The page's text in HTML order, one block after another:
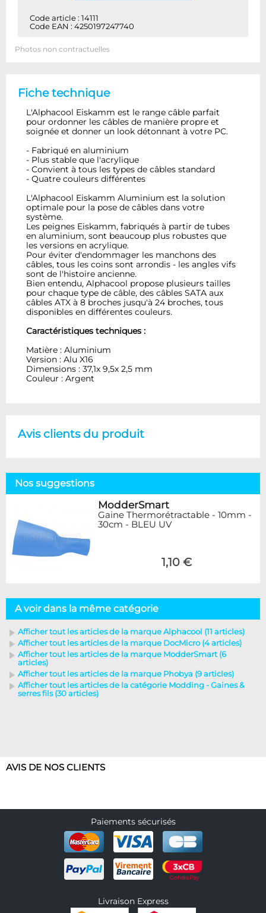
Code article : 14111
Code EAN : 4250197247740
Photos non contractuelles
Fiche technique
L'Alphacool Eiskamm est le range câble parfait
pour ordonner les câbles de manière propre et
soignée et donner un look détonnant à votre PC.
- Fabriqué en aluminium
- Plus stable que l'acrylique
- Convient à tous les types de câbles standard
- Quatre couleurs différentes
L'Alphacool Eiskamm Aluminium est la solution
optimale pour la pose de câbles dans votre
système.
Les peignes Eiskamm, fabriqués à partir de tubes
en aluminium, sont beaucoup plus robustes que
les versions en acrylique.
Pour éviter d'endommager les manchons des
câbles, tous les coins sont arrondis - les angles vifs
sont de l'histoire ancienne.
Bien entendu, Alphacool propose plusieurs tailles
pour chaque type de câble, des câbles SATA aux
câbles ATX à 8 broches jusqu'à 24 broches, tous
disponibles en différentes couleurs.
Caractéristiques techniques :
Matière : Aluminium
Version : Alu X16
Dimensions : 37,1x 9,5x 2,5 mm
Couleur : Argent
Avis clients du produit
Nos suggestions
ModderSmart
Gaine Thermorétractable - 10mm -
30cm - BLEU UV
1,10 €
A voir dans la même catégorie
Afficher tout les articles de la marque Alphacool (11 articles)
Afficher tout les articles de la marque DocMicro (4 articles)
Afficher tout les articles de la marque ModderSmart (6
articles)
Afficher tout les articles de la marque Phobya (9 articles)
Afficher tout les articles de la catégorie Modding - Gaines &
serres fils (30 articles)
AVIS DE NOS CLIENTS
Paiements sécurisés
Livraison Express